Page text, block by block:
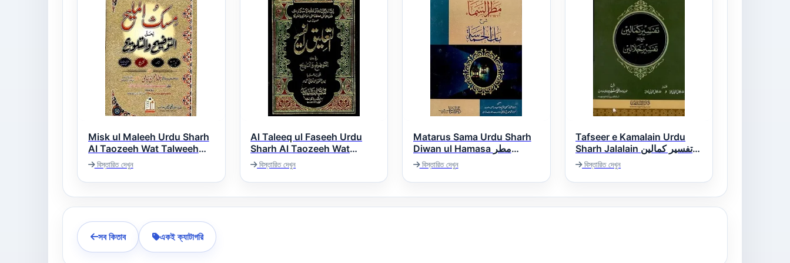
Misk ul Maleeh Urdu Sharh
Al Taozeeh Wat Talweeh
مسک الملیح اردو شرح التوضیح و
التلویح
বিস্তারিত দেখুন
Al Taleeq ul Faseeh Urdu
Sharh Al Taozeeh Wat
Talweeh التعلیق الفسیح اردو
شرح التوضیح و التلویح
বিস্তারিত দেখুন
Matarus Sama Urdu Sharh
Diwan ul Hamasa مطر
السماء اردو شرح دیوان الحماسہ
বিস্তারিত দেখুন
Tafseer e Kamalain Urdu
Sharh Jalalain تفسیر کمالین
اردو شرح تفسیر جلالین
বিস্তারিত দেখুন
সব কিতাব একই ক্যাটাগরি